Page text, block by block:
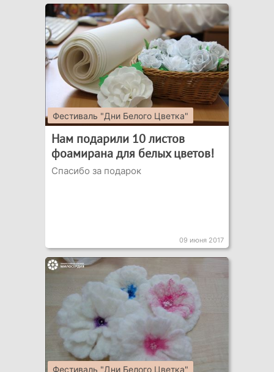
Фестиваль "Дни Белого Цветка"
Нам подарили 10 листов
фоамирана для белых цветов!
Спасибо за подарок
09 июня 2017
Фестиваль "Дни Белого Цветка"